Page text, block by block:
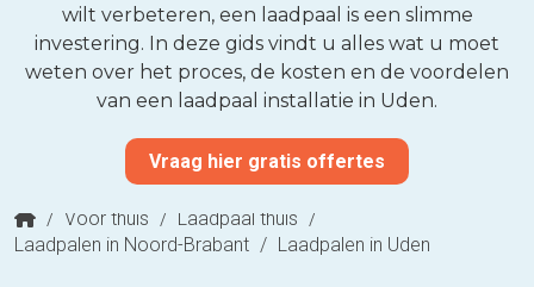
wilt verbeteren, een laadpaal is een slimme
investering. In deze gids vindt u alles wat u moet
weten over het proces, de kosten en de voordelen
van een laadpaal installatie in Uden.
Vraag hier gratis offertes
/ Voor thuis / Laadpaal thuis /
Laadpalen in Noord-Brabant / Laadpalen in Uden